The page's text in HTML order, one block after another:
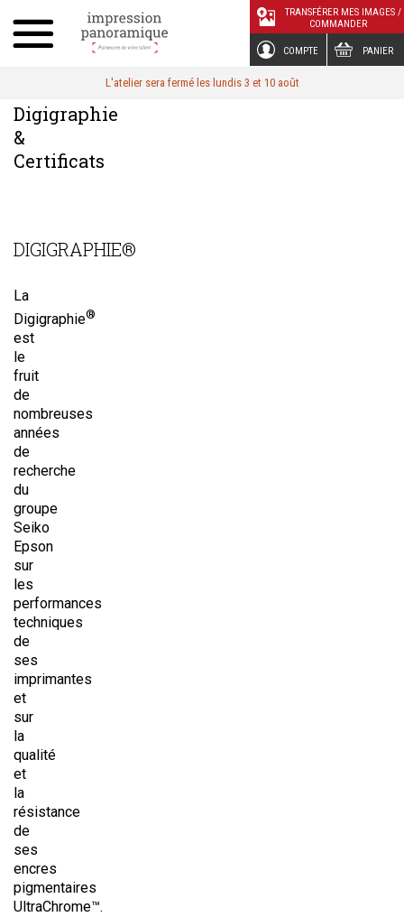
COMPTE PANIER
TRANSFÉRER MES IMAGES /
COMMANDER
L'atelier sera fermé les lundis 3 et 10 août
Digigraphie
&
Certificats
DIGIGRAPHIE®
La
Digigraphie®
est
le
fruit
de
nombreuses
années
de
recherche
du
groupe
Seiko
Epson
sur
les
performances
techniques
de
ses
imprimantes
et
sur
la
qualité
et
la
résistance
de
ses
encres
pigmentaires
UltraChrome™.